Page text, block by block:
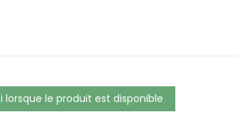
lorsque le produit est disponible